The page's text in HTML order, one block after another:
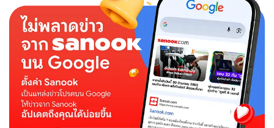
ถูก
รุม
จิกหัว
กรณี
เบ่ง
อ้าง